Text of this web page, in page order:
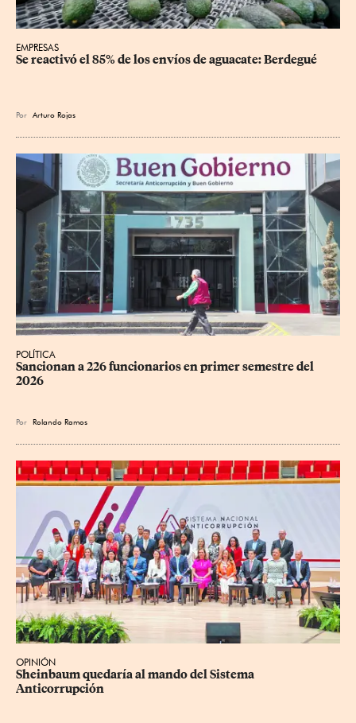
EMPRESAS
Se reactivó el 85% de los envíos de aguacate: Berdegué
Por Arturo Rojas
POLÍTICA
Sancionan a 226 funcionarios en primer semestre del
2026
Por Rolando Ramos
OPINIÓN
Sheinbaum quedaría al mando del Sistema
Anticorrupción